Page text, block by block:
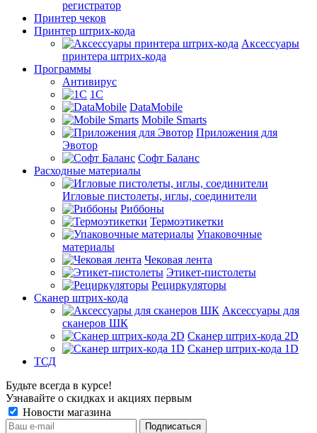
регистратор
Принтер чеков
Принтер штрих-кода
Аксессуары
принтера штрих-кода
Программы
Антивирус
1С
DataMobile
Mobile Smarts
Приложения для
Эвотор
Софт Баланс
Расходные материалы
Игловые пистолеты, иглы, соединители
Риббоны
Термоэтикетки
Упаковочные
материалы
Чековая лента
Этикет-пистолеты
Рециркуляторы
Сканер штрих-кода
Аксессуары для
сканеров ШК
Сканер штрих-кода 2D
Сканер штрих-кода 1D
ТСД
Будьте всегда в курсе!
Узнавайте о скидках и акциях первым
Новости магазина